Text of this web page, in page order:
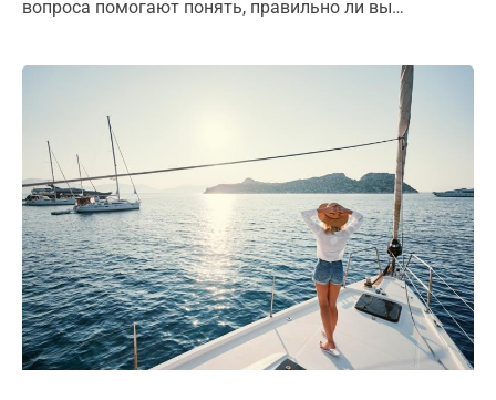
вопроса помогают понять, правильно ли вы